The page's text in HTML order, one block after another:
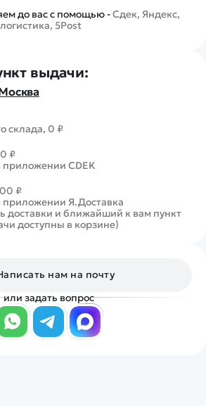
до вас с помощью -Сдек, Яндекс,
5Post
выдачи:
склада, 0 ₽
₽
CDEK
₽
приложении Я.Доставка
доставки и ближайший к вам пункт
доступны в корзине)
нам на почту
или задать вопрос